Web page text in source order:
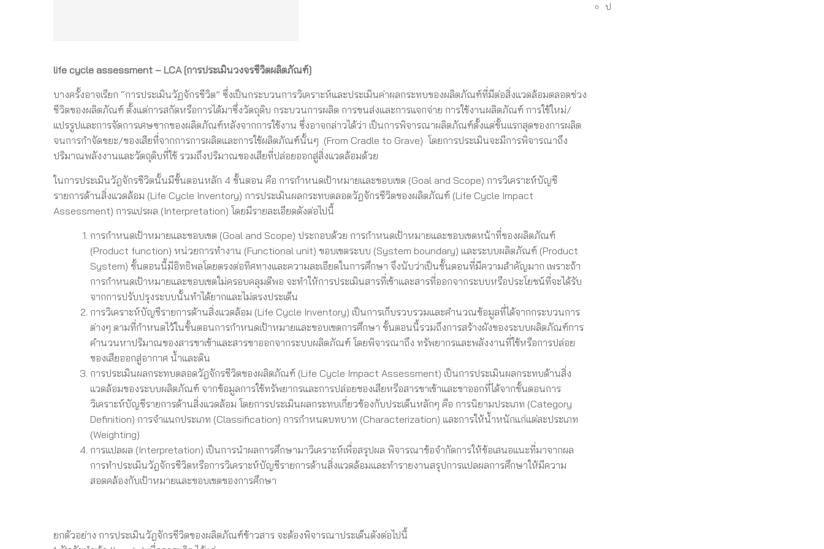
life cycle assessment – LCA [การประเมินวงจรชีวิตผลิตภัณฑ์]
บางครั้งอาจเรียก “การประเมินวัฏจักรชีวิต” ซึ่งเป็นกระบวนการวิเคราะห์และประเมินค่าผลกระทบของผลิตภัณฑ์ที่มีต่อสิ่งแวดล้อมตลอดช่วง
ชีวิตของผลิตภัณฑ์ ตั้งแต่การสกัดหรือการได้มาซึ่งวัตถุดิบ กระบวนการผลิต การขนส่งและการแจกจ่าย การใช้งานผลิตภัณฑ์ การใช้ใหม่/
แปรรูปและการจัดการเศษซากของผลิตภัณฑ์หลังจากการใช้งาน ซึ่งอาจกล่าวได้ว่า เป็นการพิจารณาผลิตภัณฑ์ตั้งแต่ขั้นแรกสุดของการผลิต
จนการกำจัดขยะ/ของเสียที่จากการการผลิตและการใช้ผลิตภัณฑ์นั้นๆ (From Cradle to Grave) โดยการประเมินจะมีการพิจารณาถึง
ปริมาณพลังงานและวัตถุดิบที่ใช้ รวมถึงปริมาณของเสียที่ปล่อยออกสู่สิ่งแวดล้อมด้วย
ในการประเมินวัฎจักรชีวิตนั้นมีขั้นตอนหลัก 4 ขั้นตอน คือ การกำหนดเป้าหมายและขอบเขต (Goal and Scope) การวิเคราะห์บัญชี
รายการด้านสิ่งแวดล้อม (Life Cycle Inventory) การประเมินผลกระทบตลอดวัฎจักรชีวิตของผลิตภัณฑ์ (Life Cycle Impact
Assessment) การแปรผล (Interpretation) โดยมีรายละเอียดดังต่อไปนี้
การกำหนดเป้าหมายและขอบเขต (Goal and Scope) ประกอบด้วย การกำหนดเป้าหมายและขอบเขตหน้าที่ของผลิตภัณฑ์
(Product function) หน่วยการทำงาน (Functional unit) ขอบเขตระบบ (System boundary) และระบบผลิตภัณฑ์ (Product
System) ขั้นตอนนี้มีอิทธิพลโดยตรงต่อทิศทางและความละเอียดในการศึกษา จึงนับว่าเป็นขั้นตอนที่มีความสำคัญมาก เพราะถ้า
การกำหนดเป้าหมายและขอบเขตใม่ครอบคลุมดีพอ จะทำให้การประเมินสารที่เข้าและสารที่ออกจากระบบหรือประโยชน์ที่จะได้รับ
จากการปรับปรุงระบบนั้นทำได้ยากและไม่ตรงประเด็น
การวิเคราะห์บัญชีรายการด้านสิ่งแวดล้อม (Life Cycle Inventory) เป็นการเก็บรวบรวมและคำนวณข้อมูลที่ได้จากกระบวนการ
ต่างๆ ตามที่กำหนดไว้ในขั้นตอนการกำหนดเป้าหมายและขอบเขตการศึกษา ขั้นตอนนี้รวมถึงการสร้างผังของระบบผลิตภัณฑ์การ
คำนวนหาปริมาณของสารขาเข้าและสารขาออกจากระบบผลิตภัณฑ์ โดยพิจารณาถึง ทรัพยากรและพลังงานที่ใช้หรือการปล่อย
ของเสียออกสู่อากาศ น้ำและดิน
การประเมินผลกระทบตลอดวัฎจักรชีวิตของผลิตภัณฑ์ (Life Cycle Impact Assessment) เป็นการประเมินผลกระทบด้านสิ่ง
แวดล้อมของระบบผลิตภัณฑ์ จากข้อมูลการใช้ทรัพยากรและการปล่อยของเสียหรือสารขาเข้าและขาออกที่ได้จากขั้นตอนการ
วิเคราะห์บัญชีรายการด้านสิ่งแวดล้อม โดยการประเมินผลกระทบเกี่ยวข้องกับประเด็นหลักๆ คือ การนิยามประเภท (Category
Definition) การจำแนกประเภท (Classification) การกำหนดบทบาท (Characterization) และการให้น้ำหนักแก่แต่ละประเภท
(Weighting)
การแปลผล (Interpretation) เป็นการนำผลการศึกษามาวิเคราะห์เพื่อสรุปผล พิจารณาข้อจำกัดการให้ข้อเสนอแนะที่มาจากผล
การทำประเมินวัฎจักรชีวิตหรือการวิเคราะห์บัญชีรายการด้านสิ่งแวดล้อมและทำรายงานสรุปการแปลผลการศึกษาให้มีความ
สอดคล้องกับเป้าหมายและขอบเขตของการศึกษา
ยกตัวอย่าง การประเมินวัฎจักรชีวิตของผลิตภัณฑ์ข้าวสาร จะต้องพิจารณาประเด็นดังต่อไปนี้
ป